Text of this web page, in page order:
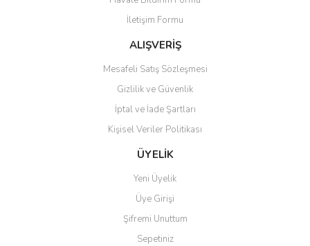
İletişim Formu
ALIŞVERİŞ
Mesafeli Satış Sözleşmesi
Gizlilik ve Güvenlik
İptal ve İade Şartları
Kişisel Veriler Politikası
ÜYELİK
Yeni Üyelik
Üye Girişi
Şifremi Unuttum
Sepetiniz